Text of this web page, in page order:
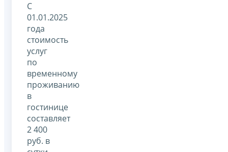
С
01.01.2025
года
стоимость
услуг
по
временному
проживанию
в
гостинице
составляет
2 400
руб. в